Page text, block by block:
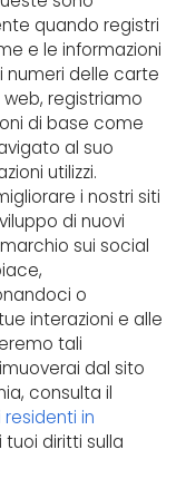
quando registri
e le informazioni
numeri delle carte
registriamo
di base come
al suo
utilizzi.
i nostri siti
di nuovi
sui social
o
interazioni e alle
tali
dal sito
consulta il
in
diritti sulla